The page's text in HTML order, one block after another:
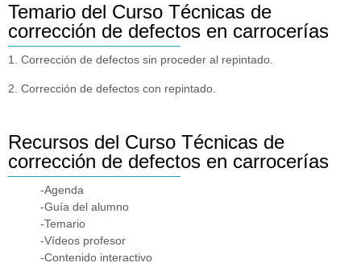
Temario del Curso Técnicas de
corrección de defectos en carrocerías
1. Corrección de defectos sin proceder al repintado.
2. Corrección de defectos con repintado.
Recursos del Curso Técnicas de
corrección de defectos en carrocerías
-Agenda
-Guía del alumno
-Temario
-Vídeos profesor
-Contenido interactivo